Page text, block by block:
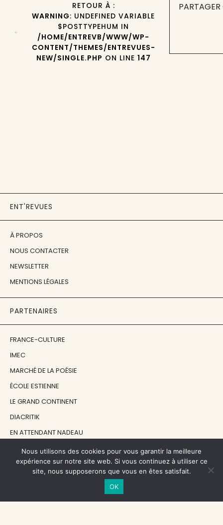
RETOUR À :
WARNING: UNDEFINED VARIABLE
$POSTTYPEHUM IN
/HOME/ENTREVB/WWW/WP-
CONTENT/THEMES/ENTREVUES-
NEW/SINGLE.PHP ON LINE 147
ENT'REVUES
À PROPOS
NOUS CONTACTER
NEWSLETTER
MENTIONS LÉGALES
PARTENAIRES
FRANCE-CULTURE
IMEC
MARCHÉ DE LA POÉSIE
ÉCOLE ESTIENNE
LE GRAND CONTINENT
DIACRITIK
EN ATTENDANT NADEAU
NOS SOUTIENS
Nous utilisons des cookies pour vous garantir la meilleure
expérience sur notre site web. Si vous continuez à utiliser ce
site, nous supposerons que vous en êtes satisfait.
OK